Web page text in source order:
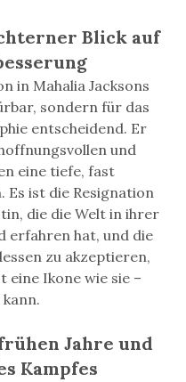
Blick auf
in Mahalia Jacksons
sondern für das
entscheidend. Er
und
eine tiefe, fast
Es ist die Resignation
die die Welt in ihrer
erfahren hat, und die
zu akzeptieren,
eine Ikone wie sie –
Jahre und
Kampfes